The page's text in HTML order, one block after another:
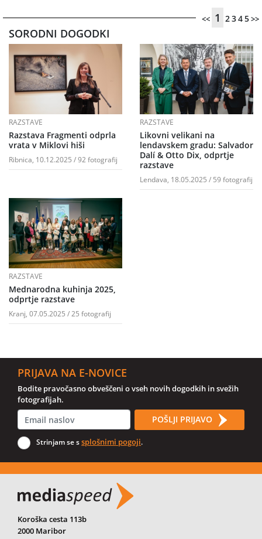
<< 1 2345>>
SORODNI DOGODKI
RAZSTAVE
Razstava Fragmenti odprla
vrata v Miklovi hiši
Ribnica, 10.12.2025 / 92 fotografij
RAZSTAVE
Likovni velikani na
lendavskem gradu: Salvador
Dalí & Otto Dix, odprtje
razstave
Lendava, 18.05.2025 / 59 fotografij
RAZSTAVE
Mednarodna kuhinja 2025,
odprtje razstave
Kranj, 07.05.2025 / 25 fotografij
PRIJAVA NA E-NOVICE
Bodite pravočasno obveščeni o vseh novih dogodkih in svežih
fotografijah.
POŠLJI PRIJAVO
Strinjam se ssplošnimi pogoji.
Koroška cesta 113b
2000 Maribor